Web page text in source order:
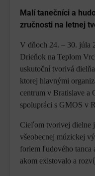
Malí tanečníci a
zručnosti na letnej
V dňoch 24. – 30. júla
Drieňok na Teplom
uskutoční tvorivá
ktorej hlavnými
centrum v Bratislave a
spolupráci s GMOS v
Cieľom tvorivej dielne
všeobecnej múzickej
foriem ľudového tanca
akom existovalo a